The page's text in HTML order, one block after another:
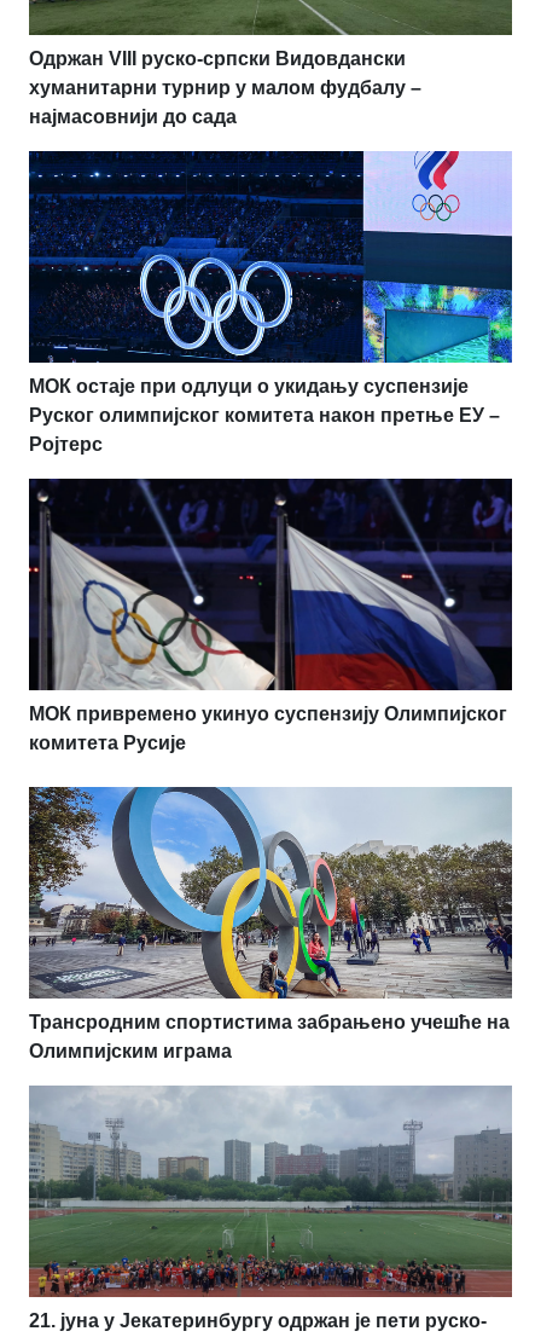
Одржан VIII руско-српски Видовдански
хуманитарни турнир у малом фудбалу –
најмасовнији до сада
МОК остаје при одлуци о укидању суспензије
Руског олимпијског комитета након претње ЕУ –
Ројтерс
МОК привремено укинуо суспензију Олимпијског
комитета Русије
Трансродним спортистима забрањено учешће на
Олимпијским играма
21. јуна у Јекатеринбургу одржан је пети руско-